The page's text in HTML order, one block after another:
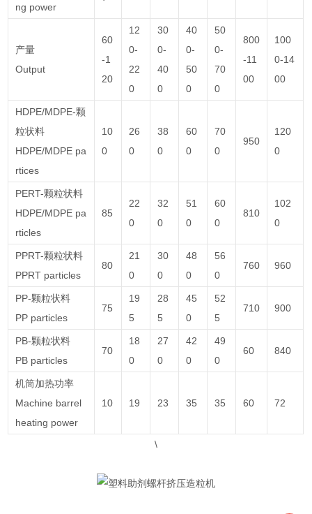
ng power
产量
Output
60
-1
20
12
0-
22
0
30
0-
40
0
40
0-
50
0
50
0-
70
0
800
-11
00
100
0-14
00
HDPE/MDPE-颗
粒状料
HDPE/MDPE pa
rtices
10
0
26
0
38
0
60
0
70
0
950
120
0
PERT-颗粒状料
HDPE/MDPE pa
rticles
85
22
0
32
0
51
0
60
0
810
102
0
PPRT-颗粒状料
PPRT particles
80
21
0
30
0
48
0
56
0
760 960
PP-颗粒状料
PP particles
75
19
5
28
5
45
0
52
5
710 900
PB-颗粒状料
PB particles
70
18
0
27
0
42
0
49
0
60 840
机筒加热功率
Machine barrel
heating power
10 19 23 35 35 60 72
\